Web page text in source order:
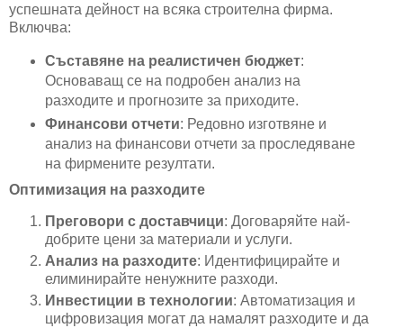
успешната дейност на всяка строителна фирма.
Включва:
Съставяне на реалистичен бюджет:
Основаващ се на подробен анализ на
разходите и прогнозите за приходите.
Финансови отчети: Редовно изготвяне и
анализ на финансови отчети за проследяване
на фирмените резултати.
Оптимизация на разходите
Преговори с доставчици: Договаряйте най-
добрите цени за материали и услуги.
Анализ на разходите: Идентифицирайте и
елиминирайте ненужните разходи.
Инвестиции в технологии: Автоматизация и
цифровизация могат да намалят разходите и да